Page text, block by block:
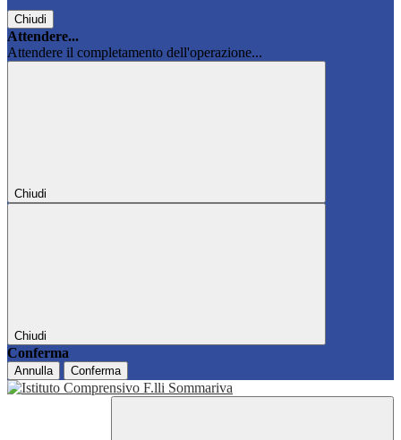
Chiudi
Attendere...
Attendere il completamento dell'operazione...
Chiudi
Chiudi
Conferma
Annulla Conferma